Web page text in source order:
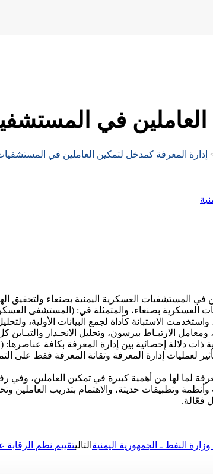
في
إدارة المعرفة كمدخل لتمكين العاملين في
في المستشفيات العسكرية اليمنية بصنعاء
مفردة من مجتمع الدراسة، واستخدمت الاستبانة كأداة لجمع
دلالة إحصائية بين إدارة المعرفة بكافة عناصرها:
لعمليات إدارة المعرفة وتقانة المعرفة فقط على
لما لها من أهمية كبيرة في تمكين العاملين،
شاملة بتقنيات وأنظمة وتطبيقات حديثة، والاهتمام بتدريب
فعّالة.
النفط ـ الجمهورية اليمنية التاليتقييم نظم الرقابة